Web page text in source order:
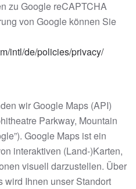
zu Google reCAPTCHA
von Google können Sie
intl/de/policies/privacy/
wir Google Maps (API)
Parkway, Mountain
Google Maps ist ein
interaktiven (Land-)Karten,
visuell darzustellen. Über
Ihnen unser Standort